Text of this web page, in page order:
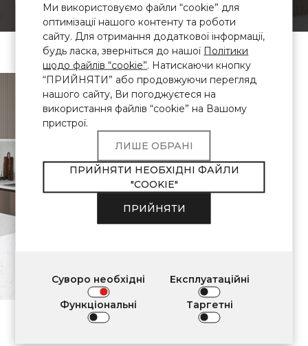
\ Сертифікованийкварцовий
камінь
Продукція Avant
Quartz відповідає
ВИМОГАМ
ЩОДО
ЗАСТОСУВАННЯ
ВНУТРІШНЬОМУ
ОЗДОБЛЕННІ
Ми використовуємо файли “cookie” для
оптимізації нашого контенту та роботи
сайту. Для отримання додаткової інформації,
будь ласка, зверніться до нашої Політики
щодо файлів “cookie”. Натискаючи кнопку
“ПРИЙНЯТИ” або продовжуючи перегляд
нашого сайту, Ви погоджуєтеся на
використання файлів “cookie” на Вашому
пристрої.
ЛИШЕ ОБРАНІ
ПРИЙНЯТИ НЕОБХІДНІ ФАЙЛИ
"COOKIE"
ПРИЙНЯТИ
Суворо необхідні Експлуатаційні
Функціональні Таргетні